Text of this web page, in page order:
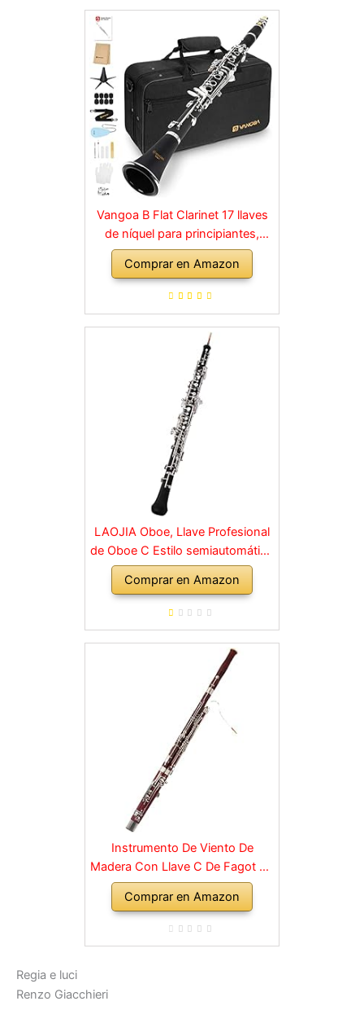
Vangoa B Flat Clarinet 17 llaves
de níquel para principiantes,
juego de clarinete para
estudiantes con boquilla 4C, kit
de limpieza, estuche rígido,
negro
Comprar en Amazon
LAOJIA Oboe, Llave Profesional
de Oboe C Estilo semiautomático
Llaves niqueladas Instrumento de
Viento de Madera con Guantes
de caña de Oboe Estuche de
de Limpieza
Comprar en Amazon
Instrumento De Viento De
Madera Con Llave C De Fagot De
Madera Con Accesorios De
Estuche, Instrumentos Musicales
De Banda Y Orquesta De Viento
Comprar en Amazon
Regia e luci
Renzo Giacchieri